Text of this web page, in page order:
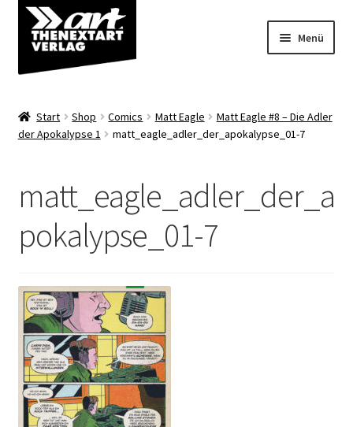
Zur
Navigation
springen
Zum
Inhalt
springen
Menü
Shop
Start Shop Comics Matt Eagle
Matt Eagle #8 – Die Adler
der Apokalypse 1
matt_eagle_adler_der_apokalypse_01-7
matt_eagle_adler_der_a
pokalypse_01-7